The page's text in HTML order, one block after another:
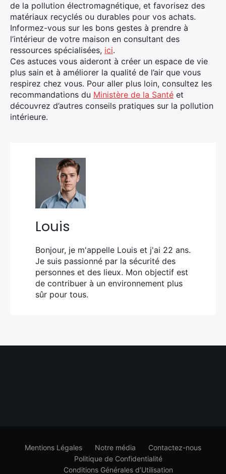
de la pollution électromagnétique, et favorisez des
matériaux recyclés ou durables pour vos achats.
Informez-vous sur les bons gestes à prendre à
l’intérieur de votre maison en consultant des
ressources spécialisées, ici.
Ces astuces vous aideront à créer un espace de vie
plus sain et à améliorer la qualité de l’air que vous
respirez chez vous. Pour aller plus loin, consultez les
recommandations du Ministère de la Santé et
découvrez d’autres conseils pratiques sur la pollution
intérieure.
Louis
Bonjour, je m'appelle Louis et j'ai 22 ans.
Je suis passionné par la sécurité des
personnes et des lieux. Mon objectif est
de contribuer à un environnement plus
sûr pour tous.
Mentions Légales Notre média
Contactez-nous
Politique de Confidentialité
Conditions Générales d’Utilisation